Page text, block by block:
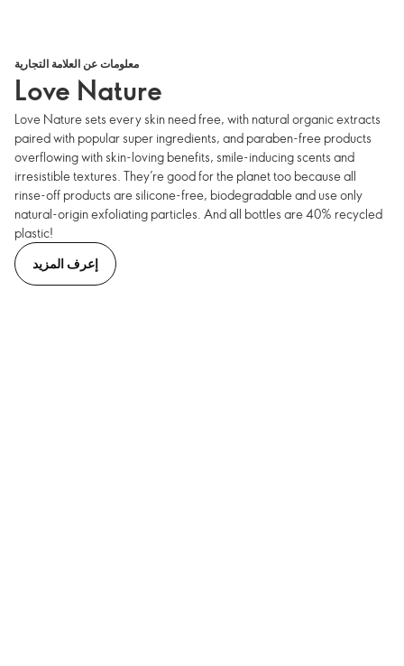
معلومات عن العلامة التجارية
Love Nature
Love Nature sets every skin need free, with natural organic extracts
paired with popular super ingredients, and paraben-free products
overflowing with skin-loving benefits, smile-inducing scents and
irresistible textures. They’re good for the planet too because all
rinse-off products are silicone-free, biodegradable and use only
natural-origin exfoliating particles. And all bottles are 40% recycled
plastic!
إعرف المزيد